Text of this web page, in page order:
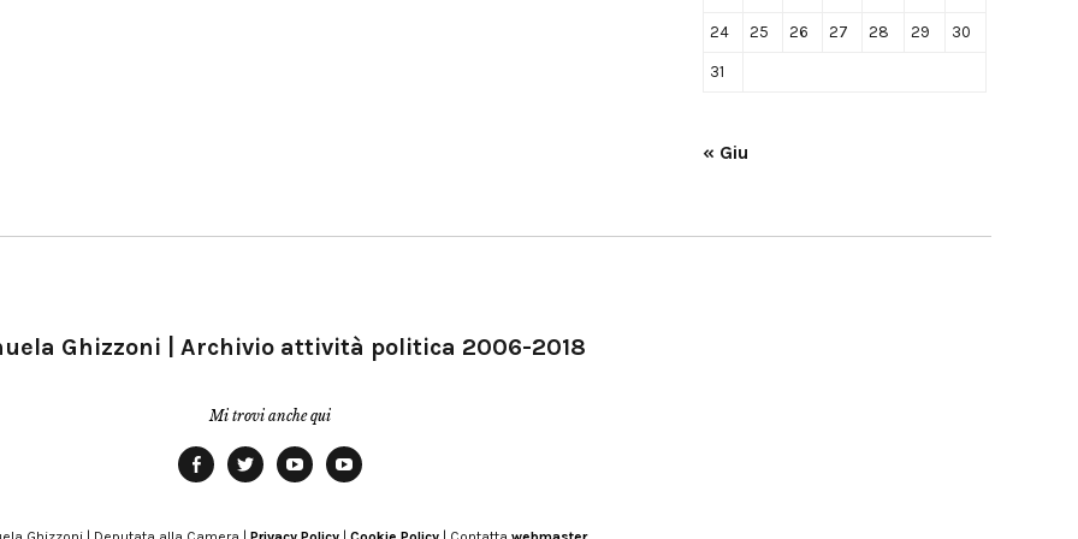
24 25 26 27 28 29 30
31
« Giu
Ghizzoni | Archivio attività politica 2006-2018
Mi trovi anche qui
Modena